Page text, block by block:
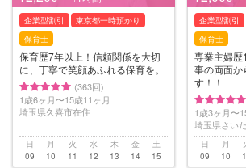
企業型割引
東京都一時預かり
保育士
保育歴7年以上！信頼関係を大切
に、丁寧で笑顔あふれる保育を。
(363回)
1歳6ヶ月〜15歳11ヶ月
埼玉県久喜市在住
日
09
月
10
火
11
水
12
木
13
金
14
土
15
企業型割引
保育士
専業主婦歴
事の両面か
す！！
1歳3ヶ月〜
埼玉県さい
日
09
月
10